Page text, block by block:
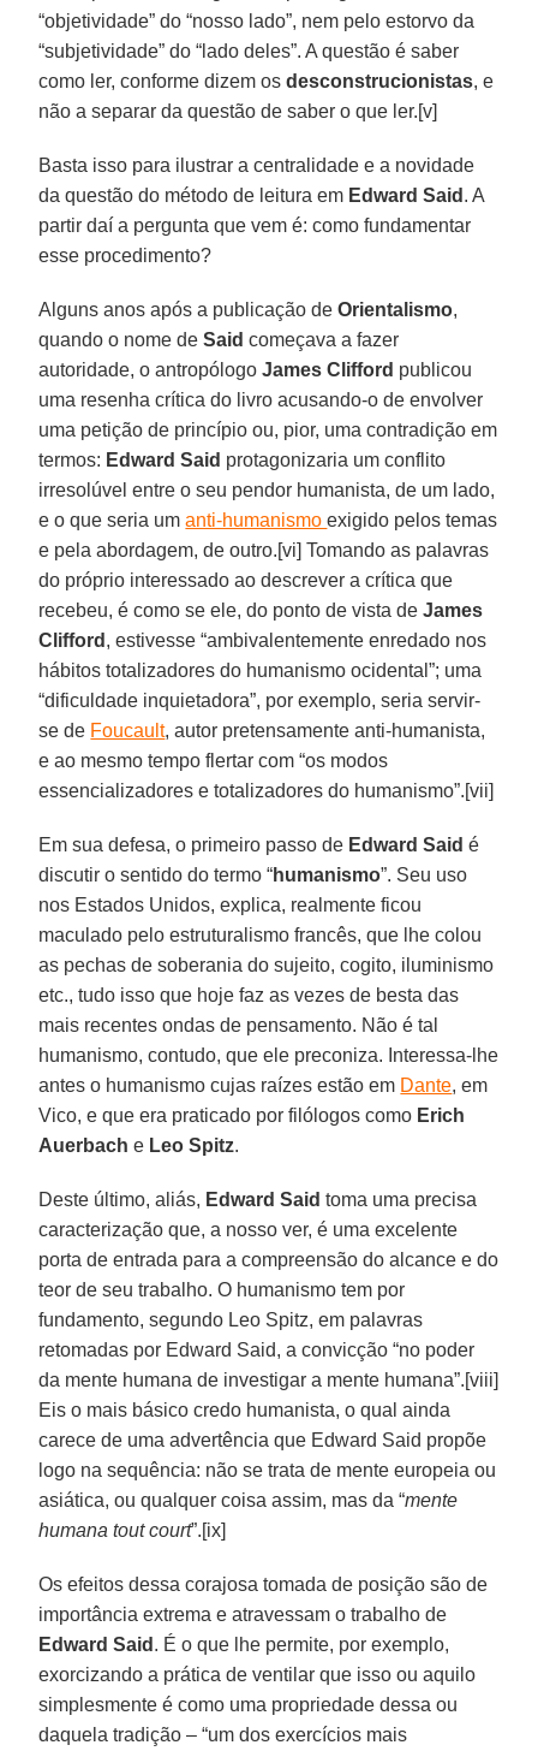
“objetividade” do “nosso lado”, nem pelo estorvo da
“subjetividade” do “lado deles”. A questão é saber
como ler, conforme dizem osdesconstrucionistas, e
não a separar da questão de saber o que ler.[v]
Basta isso para ilustrar a centralidade e a novidade
da questão do método de leitura em Edward Said . A
partir daí a pergunta que vem é: como fundamentar
esse procedimento?
Alguns anos após a publicação deOrientalismo,
quando o nome deSaid começava a fazer
autoridade, o antropólogoJames Clifford publicou
uma resenha crítica do livro acusando-o de envolver
uma petição de princípio ou, pior, uma contradição em
termos: Edward Said protagonizaria um conflito
irresolúvel entre o seu pendor humanista, de um lado,
e o que seria umanti-humanismoexigido pelos temas
e pela abordagem, de outro.[vi] Tomando as palavras
do próprio interessado ao descrever a crítica que
recebeu, é como se ele, do ponto de vista deJames
Clifford , estivesse “ambivalentemente enredado nos
hábitos totalizadores do humanismo ocidental”; uma
“dificuldade inquietadora”, por exemplo, seria servir-
se de Foucault, autor pretensamente anti-humanista,
e ao mesmo tempo flertar com “os modos
essencializadores e totalizadores do humanismo”.[vii]
Em sua defesa, o primeiro passo de Edward Said é
discutir o sentido do termo “humanismo”. Seu uso
nos Estados Unidos, explica, realmente ficou
maculado pelo estruturalismo francês, que lhe colou
as pechas de soberania do sujeito, cogito, iluminismo
etc., tudo isso que hoje faz as vezes de besta das
mais recentes ondas de pensamento. Não é tal
humanismo, contudo, que ele preconiza. Interessa-lhe
antes o humanismo cujas raízes estão em Dante, em
Vico, e que era praticado por filólogos como Erich
Auerbach e Leo Spitz.
Deste último, aliás, Edward Said toma uma precisa
caracterização que, a nosso ver, é uma excelente
porta de entrada para a compreensão do alcance e do
teor de seu trabalho. O humanismo tem por
fundamento, segundo Leo Spitz, em palavras
retomadas por Edward Said, a convicção “no poder
da mente humana de investigar a mente humana”.[viii]
Eis o mais básico credo humanista, o qual ainda
carece de uma advertência que Edward Said propõe
logo na sequência: não se trata de mente europeia ou
asiática, ou qualquer coisa assim, mas da “mente
humana tout court”.[ix]
Os efeitos dessa corajosa tomada de posição são de
importância extrema e atravessam o trabalho de
Edward Said . É o que lhe permite, por exemplo,
exorcizando a prática de ventilar que isso ou aquilo
simplesmente é como uma propriedade dessa ou
daquela tradição – “um dos exercícios mais